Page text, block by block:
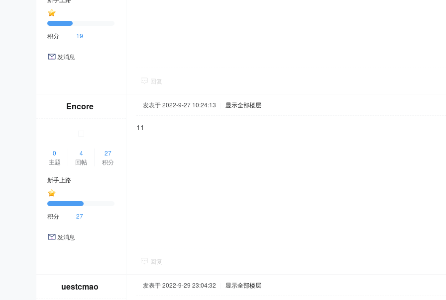
积分 19
发消息
回复
Encore
0
主题
4
回帖
27
积分
新手上路
积分 27
发消息
发表于 2022-9-27 10:24:13 显示全部楼层
11
回复
uestcmao 发表于 2022-9-29 23:04:32 显示全部楼层